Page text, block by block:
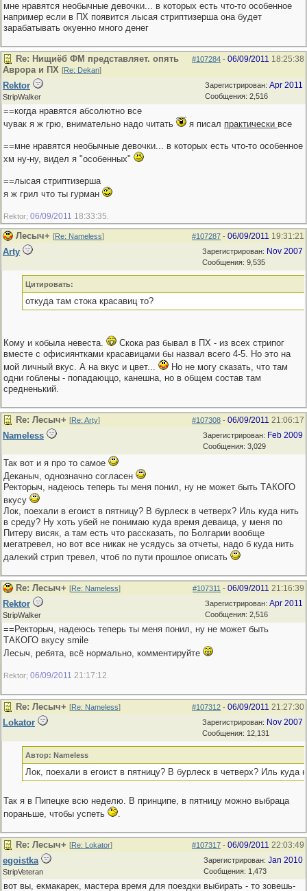
мне нравятся необычные девочки... в которых есть что-то особенное
например если в ПХ появится лысая стриптизерша она будет
зарабатывать окуенно много денег
#107284 - 06/09/2011 18:25:38
Re: Нищиёб ФМ представляет. опять
Аврора и ПХ [Re: Dekan]
Зарегистрирован: Apr 2011
Сообщения: 2,516
Rektor
StripWalker
==когда нравятся абсолютно все
чувак я ж грю, внимательно надо читать
я писал практически все
==мне нравятся необычные девочки... в которых есть что-то особенное
хм ну-ну, видел я "особенных"
==лысая стриптизерша
я ж грил что ты гурман
Rektor; 06/09/2011 18:33:35
#107287 - 06/09/2011 19:31:21
Лесыч+ [Re: Nameless]
Зарегистрирован: Nov 2007
Сообщения: 9,535
Arty
Цитировать:
откуда там стока красавиц то?
Кому и кобыла невеста.
Скока раз бывал в ПХ - из всех стрипог
вместе с офисиянтками красавицами бы назвал всего 4-5. Но это на
мой личный вкус. А на вкус и цвет...
Но не могу сказать, что там
одни гоблены - попадаюццо, канешна, но в общем состав там
средненький.
#107308 - 06/09/2011 21:06:17
Re: Лесыч+ [Re: Arty]
Зарегистрирован: Feb 2009
Сообщения: 3,029
Nameless
Так вот и я про то самое
Деканыч, однозначно согласен
Ректорыч, надеюсь теперь ты меня понил, ну не может быть ТАКОГО
вкусу
Лок, поехали в егоист в пятницу? В бурлеск в четверх? Иль куда нить
в среду? Ну хоть убей не понимаю куда время деваица, у меня по
Питеру висяк, а там есть что рассказать, по Болгарии вообще
мегатревел, но вот все никак не усядусь за отчеты, надо б куда нить
далекий стрип тревел, чтоб по пути прошлое описать
#107311 - 06/09/2011 21:16:39
Re: Лесыч+ [Re: Nameless]
Зарегистрирован: Apr 2011
Сообщения: 2,516
Rektor
StripWalker
==Ректорыч, надеюсь теперь ты меня понил, ну не может быть
ТАКОГО вкусу smile
Лесыч, ребята, всё нормально, комментируйте
Rektor; 06/09/2011 21:17:12
#107312 - 06/09/2011 21:27:30
Re: Лесыч+ [Re: Nameless]
Зарегистрирован: Nov 2007
Сообщения: 12,131
Lokator
Автор: Nameless
Лок, поехали в егоист в пятницу? В бурлеск в четверх? Иль куда
Так я в Пипецке всю неделю. В принципе, в пятницу можно выбраца
пораньше, чтобы успеть
.
#107317 - 06/09/2011 22:03:49
Re: Лесыч+ [Re: Lokator]
Зарегистрирован: Jan 2010
Сообщения: 1,473
egoistka
StripVeteran
вот вы, екмакарек, мастера время для поездки выбирать - то зовешь-